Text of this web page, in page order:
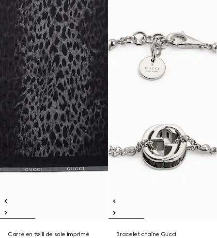
Carré en twill de soie imprimé
Bracelet chaîne Gucci